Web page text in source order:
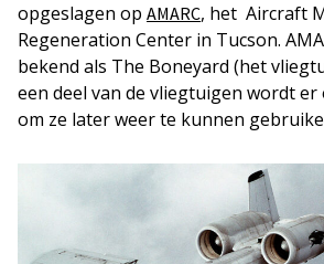
opgeslagen op AMARC, het Aircraft
Regeneration Center in Tucson.
bekend als The Boneyard (het
een deel van de vliegtuigen wordt
om ze later weer te kunnen